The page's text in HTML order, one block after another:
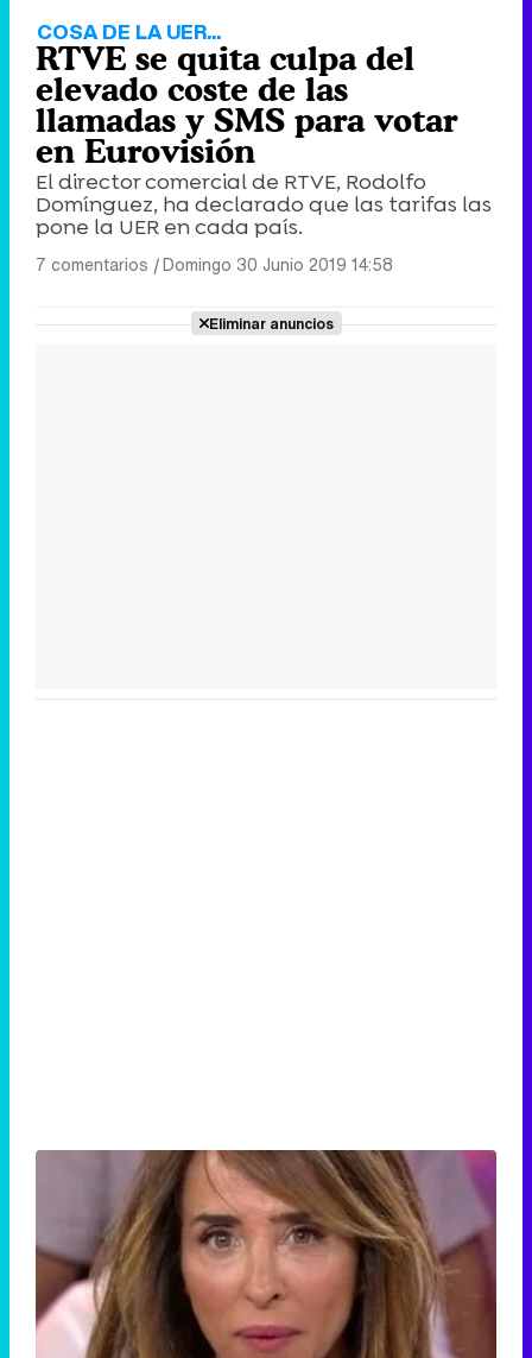
COSA DE LA UER...
RTVE se quita culpa del
elevado coste de las
llamadas y SMS para votar
en Eurovisión
El director comercial de RTVE, Rodolfo
Domínguez, ha declarado que las tarifas las
pone la UER en cada país.
7 comentarios |Domingo 30 Junio 2019 14:58
Eliminar anuncios